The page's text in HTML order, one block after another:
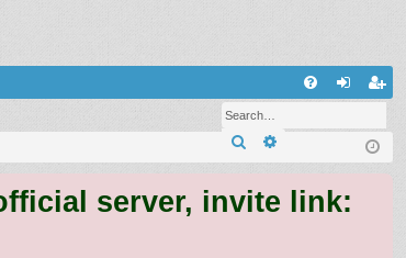
ist
SearchAdvanced search
server, invite link: